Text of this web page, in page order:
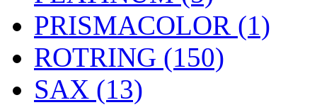
PRISMACOLOR (1)
ROTRING (150)
SAX (13)